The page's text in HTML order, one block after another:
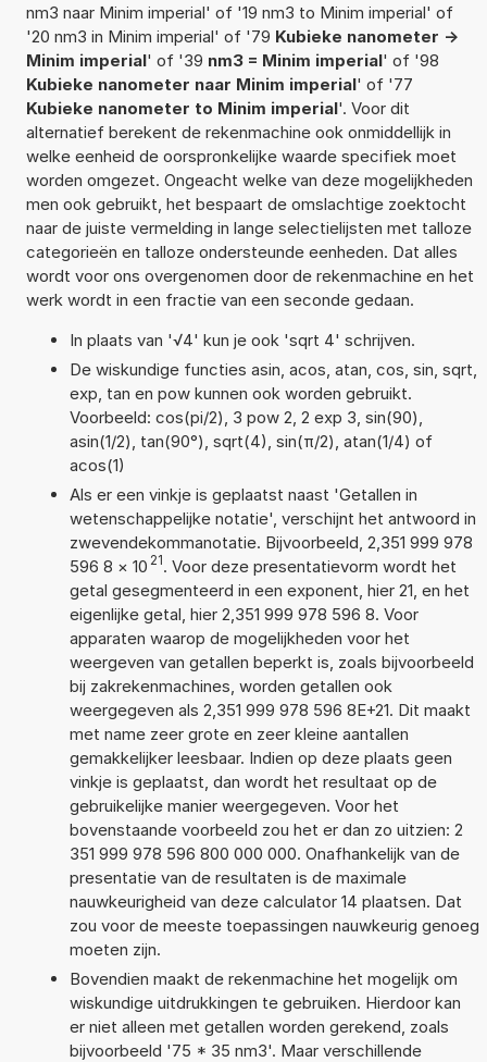
nm3 naar Minim imperial' of '19 nm3 to Minim imperial' of
'20 nm3 in Minim imperial' of '79 Kubieke nanometer ->
Minim imperial' of '39 nm3 = Minim imperial' of '98
Kubieke nanometer naar Minim imperial' of '77
Kubieke nanometer to Minim imperial'. Voor dit
alternatief berekent de rekenmachine ook onmiddellijk in
welke eenheid de oorspronkelijke waarde specifiek moet
worden omgezet. Ongeacht welke van deze mogelijkheden
men ook gebruikt, het bespaart de omslachtige zoektocht
naar de juiste vermelding in lange selectielijsten met talloze
categorieën en talloze ondersteunde eenheden. Dat alles
wordt voor ons overgenomen door de rekenmachine en het
werk wordt in een fractie van een seconde gedaan.
In plaats van '√4' kun je ook 'sqrt 4' schrijven.
De wiskundige functies asin, acos, atan, cos, sin, sqrt,
exp, tan en pow kunnen ook worden gebruikt.
Voorbeeld: cos(pi/2), 3 pow 2, 2 exp 3, sin(90),
asin(1/2), tan(90°), sqrt(4), sin(π/2), atan(1/4) of
acos(1)
Als er een vinkje is geplaatst naast 'Getallen in
wetenschappelijke notatie', verschijnt het antwoord in
zwevendekommanotatie. Bijvoorbeeld, 2,351 999 978
596 8 × 10 21. Voor deze presentatievorm wordt het
getal gesegmenteerd in een exponent, hier 21, en het
eigenlijke getal, hier 2,351 999 978 596 8. Voor
apparaten waarop de mogelijkheden voor het
weergeven van getallen beperkt is, zoals bijvoorbeeld
bij zakrekenmachines, worden getallen ook
weergegeven als 2,351 999 978 596 8E+21. Dit maakt
met name zeer grote en zeer kleine aantallen
gemakkelijker leesbaar. Indien op deze plaats geen
vinkje is geplaatst, dan wordt het resultaat op de
gebruikelijke manier weergegeven. Voor het
bovenstaande voorbeeld zou het er dan zo uitzien: 2
351 999 978 596 800 000 000. Onafhankelijk van de
presentatie van de resultaten is de maximale
nauwkeurigheid van deze calculator 14 plaatsen. Dat
zou voor de meeste toepassingen nauwkeurig genoeg
moeten zijn.
Bovendien maakt de rekenmachine het mogelijk om
wiskundige uitdrukkingen te gebruiken. Hierdoor kan
er niet alleen met getallen worden gerekend, zoals
bijvoorbeeld '75 * 35 nm3'. Maar verschillende